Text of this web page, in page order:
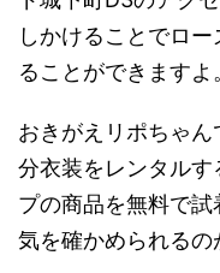
しかけることでロ
ることができますよ
おきがえリポちゃ
分衣装をレンタル
プの商品を無料で
気を確かめられるの